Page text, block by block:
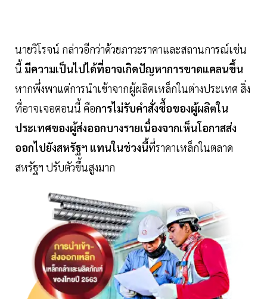
นายวิโรจน์ กล่าวอีกว่าด้วยภาวะราคาและสถานการณ์เช่น
นี้ มีความเป็นไปได้ที่อาจเกิดปัญหาการขาดแคลนขึ้น
หากพึ่งพาแต่การนำเข้าจากผู้ผลิตเหล็กในต่างประเทศ สิ่ง
ที่อาจเจอตอนนี้ คือการไม่รับคำสั่งซื้อของผู้ผลิตใน
ประเทศของผู้ส่งออกบางรายเนื่องจากเห็นโอกาสส่ง
ออกไปยังสหรัฐฯ แทนในช่วงนี้ที่ราคาเหล็กในตลาด
สหรัฐฯ ปรับตัวขึ้นสูงมาก